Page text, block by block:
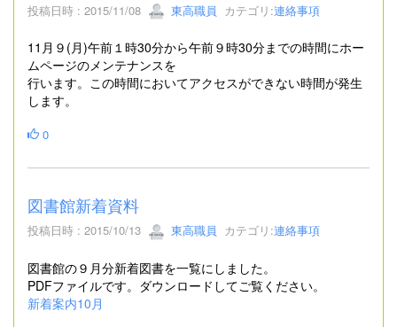
投稿日時 : 2015/11/08 東高職員 カテゴリ:連絡事項
11月９(月)午前１時30分から午前９時30分までの時間にホー
ムページのメンテナンスを
行います。この時間においてアクセスができない時間が発生
します。
0
図書館新着資料
投稿日時 : 2015/10/13 東高職員 カテゴリ:連絡事項
図書館の９月分新着図書を一覧にしました。
PDFファイルです。ダウンロードしてご覧ください。
新着案内10月